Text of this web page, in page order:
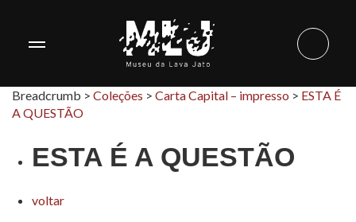
Breadcrumb > Coleções > Carta Capital – impresso > ESTA É
A QUESTÃO
ESTA É A QUESTÃO
voltar